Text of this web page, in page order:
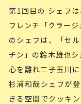
第1回目の シェフ
フレンチ「クラー
のシェフは、「セ
チン」の鈴木雄也
心を離れ二子玉川
杉浦和哉シェフが
きる空間でクッキ